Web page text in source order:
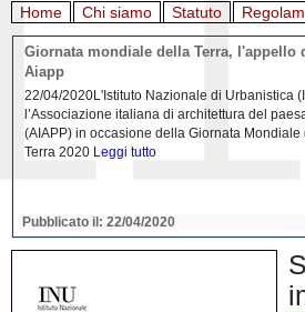
Home Chi siamo Statuto
Giornata mondiale della Terra, l'appello
Aiapp
22/04/2020L'Istituto Nazionale di Urbanistica
l’Associazione italiana di architettura del
(AIAPP) in occasione della Giornata Mondiale
Terra 2020 Leggi tutto
Pubblicato il: 22/04/2020